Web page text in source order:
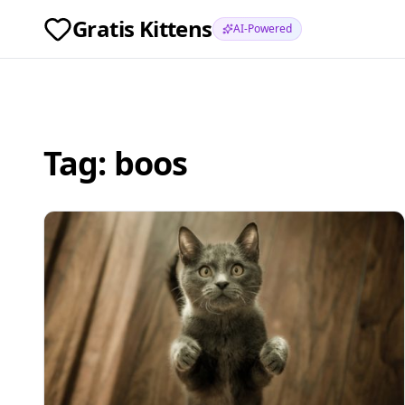
Gratis Kittens AI-Powered
Tag: boos